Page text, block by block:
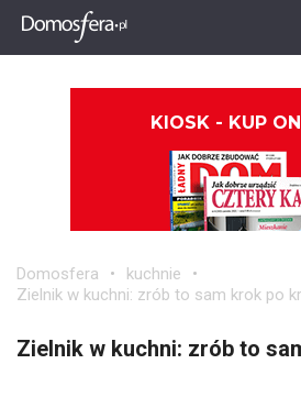
KIOSK - KUP
Domosfera
kuchnie
Zielnik w kuchni: zrób to sam krok po
Zielnik w kuchni: zrób to